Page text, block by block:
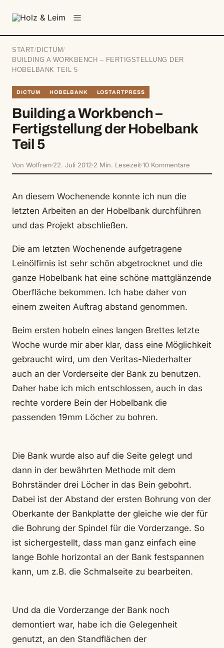
START / DICTUM/
BUILDING A WORKBENCH – FERTIGSTELLUNG DER
HOBELBANK TEIL 5
DICTUM HOBELBANK LOSTARTPRESS
Building a Workbench –
Fertigstellung der Hobelbank
Teil 5
Von Wolfram 22. Juli 2012 2 Min. Lesezeit10 Kommentare
An diesem Wochenende konnte ich nun die
letzten Arbeiten an der Hobelbank durchführen
und das Projekt abschließen.
Die am letzten Wochenende aufgetragene
Leinölfirnis ist sehr schön abgetrocknet und die
ganze Hobelbank hat eine schöne mattglänzende
Oberfläche bekommen. Ich habe daher von
einem zweiten Auftrag abstand genommen.
Beim ersten hobeln eines langen Brettes letzte
Woche wurde mir aber klar, dass eine Möglichkeit
gebraucht wird, um den Veritas-Niederhalter
auch an der Vorderseite der Bank zu benutzen.
Daher habe ich mich entschlossen, auch in das
rechte vordere Bein der Hobelbank die
passenden 19mm Löcher zu bohren.
Die Bank wurde also auf die Seite gelegt und
dann in der bewährten Methode mit dem
Bohrständer drei Löcher in das Bein gebohrt.
Dabei ist der Abstand der ersten Bohrung von der
Oberkante der Bankplatte der gleiche wie der für
die Bohrung der Spindel für die Vorderzange. So
ist sichergestellt, dass man ganz einfach eine
lange Bohle horizontal an der Bank festspannen
kann, um z.B. die Schmalseite zu bearbeiten.
Und da die Vorderzange der Bank noch
demontiert war, habe ich die Gelegenheit
genutzt, an den Standflächen der